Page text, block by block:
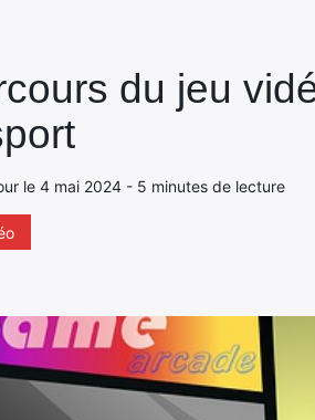
du jeu
le 4 mai 2024 - 5 minutes de lecture